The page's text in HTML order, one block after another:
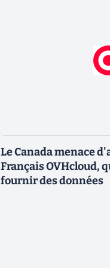
Le Canada menace
Français OVHcloud,
fournir des données